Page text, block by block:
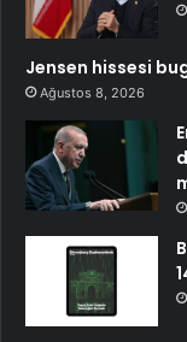
Jensen hissesi
Ağustos 8, 2026